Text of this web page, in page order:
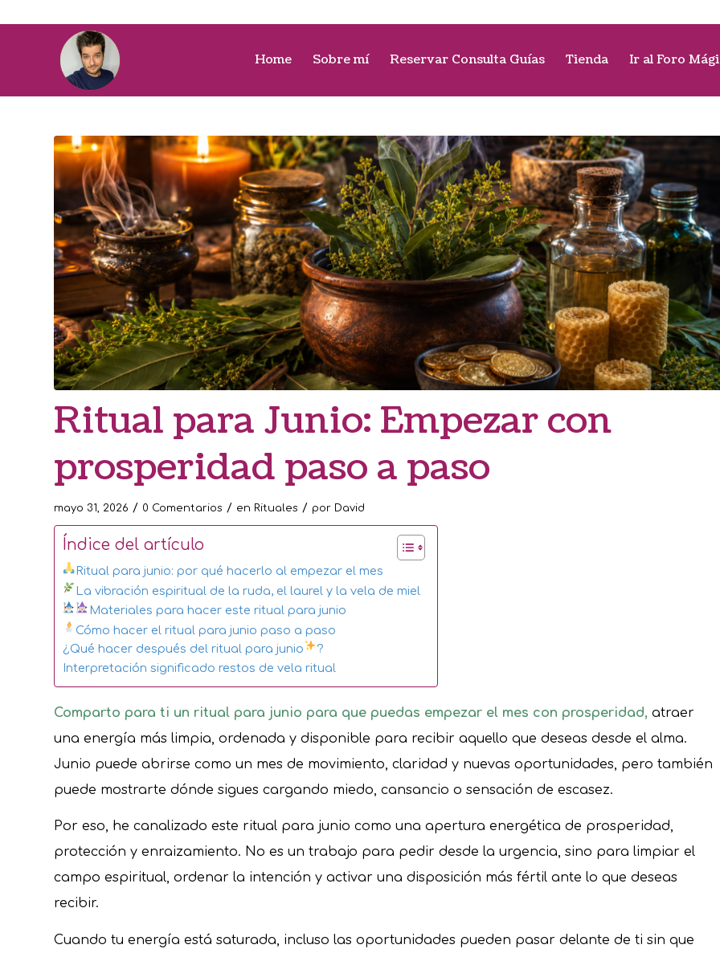
Home Sobre mí Reservar Consulta Guías Tienda Ir al Foro
Ritual para Junio: Empezar con
prosperidad paso a paso
mayo 31, 2026 / 0 Comentarios / en Rituales / por David
Índice del artículo
Ritual para junio: por qué hacerlo al empezar el mes
La vibración espiritual de la ruda, el laurel y la vela de miel
Materiales para hacer este ritual para junio
Cómo hacer el ritual para junio paso a paso
¿Qué hacer después del ritual para junio
?
Interpretación significado restos de vela ritual
Comparto para ti un ritual para junio para que puedas empezar el mes con prosperidad, atraer
una energía más limpia, ordenada y disponible para recibir aquello que deseas desde el alma.
Junio puede abrirse como un mes de movimiento, claridad y nuevas oportunidades, pero también
puede mostrarte dónde sigues cargando miedo, cansancio o sensación de escasez.
Por eso, he canalizado este ritual para junio como una apertura energética de prosperidad,
protección y enraizamiento. No es un trabajo para pedir desde la urgencia, sino para limpiar el
campo espiritual, ordenar la intención y activar una disposición más fértil ante lo que deseas
recibir.
Cuando tu energía está saturada, incluso las oportunidades pueden pasar delante de ti sin que